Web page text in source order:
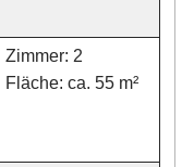
Zimmer: 2
Fläche: ca. 55 m²